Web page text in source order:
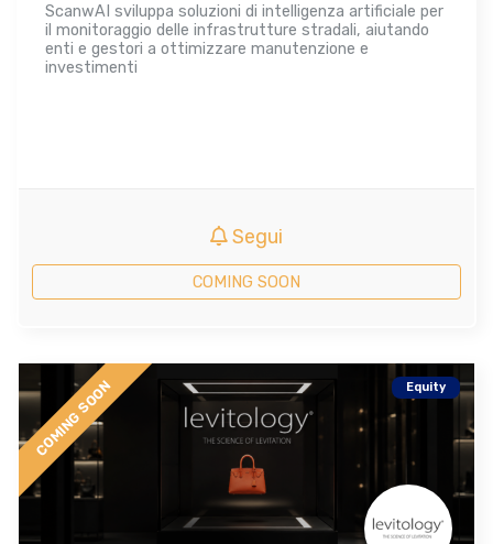
ScanwAI sviluppa soluzioni di intelligenza artificiale per
il monitoraggio delle infrastrutture stradali, aiutando
enti e gestori a ottimizzare manutenzione e
investimenti
Segui
COMING SOON
COMING SOON Equity